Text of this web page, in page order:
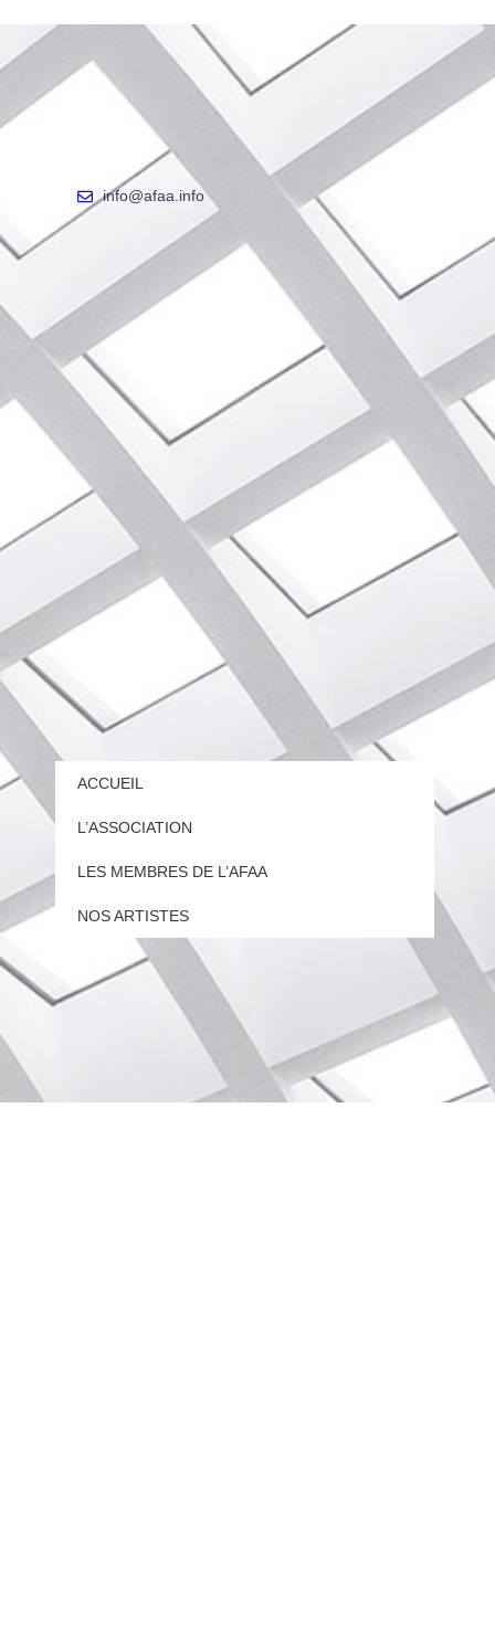
info@afaa.info
ACCUEIL
L’ASSOCIATION
LES MEMBRES DE L’AFAA
NOS ARTISTES